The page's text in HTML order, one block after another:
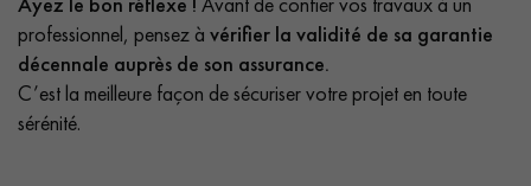
professionnel, pensez à vérifier la validité de sa garantie
décennale auprès de son assurance.
C’est la meilleure façon de sécuriser votre projet en toute
sérénité.